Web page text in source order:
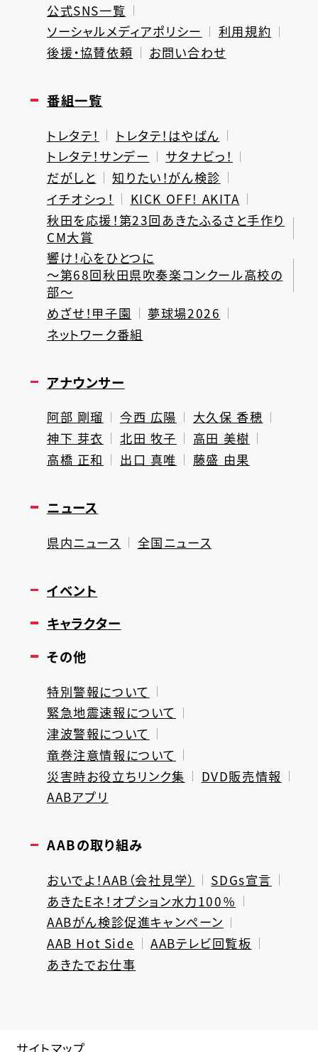
公式SNS一覧
ソーシャルメディアポリシー
利用規約
後援・協賛依頼
お問い合わせ
番組一覧
トレタテ！
トレタテ！はやばん
トレタテ！サンデー
サタナビっ！
だがしと
知りたい！がん検診
イチオシっ！
KICK OFF! AKITA
秋田を応援！第23回あきたふるさと手作り
CM大賞
響け！心をひとつに
～第68回秋田県吹奏楽コンクール高校の
部～
めざせ！甲子園
夢球場2026
ネットワーク番組
アナウンサー
阿部 剛瑠 今西 広陽
大久保 香穂
神下 芽衣
北田 牧子
高田 美樹
高橋 正和
出口 真唯 藤盛 由果
ニュース
県内ニュース 全国ニュース
イベント
キャラクター
その他
特別警報について
緊急地震速報について
津波警報について
竜巻注意情報について
災害時お役立ちリンク集
DVD販売情報
AABアプリ
AABの取り組み
おいでよ！AAB（会社見学）
SDGs宣言
あきたEネ！オプション水力100％
AABがん検診促進キャンペーン
AAB Hot Side
AABテレビ回覧板
あきたでお仕事
サイトマップ